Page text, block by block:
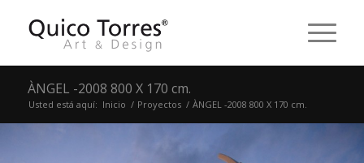
ÀNGEL -2008 800 X 170 cm.
Usted está aquí: Inicio / Proyectos / ÀNGEL -2008 800 X 170 cm.